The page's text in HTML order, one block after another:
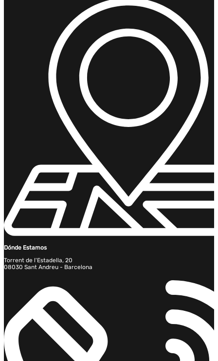
Dónde Estamos
Torrent de l'Estadella, 20
08030 Sant Andreu - Barcelona